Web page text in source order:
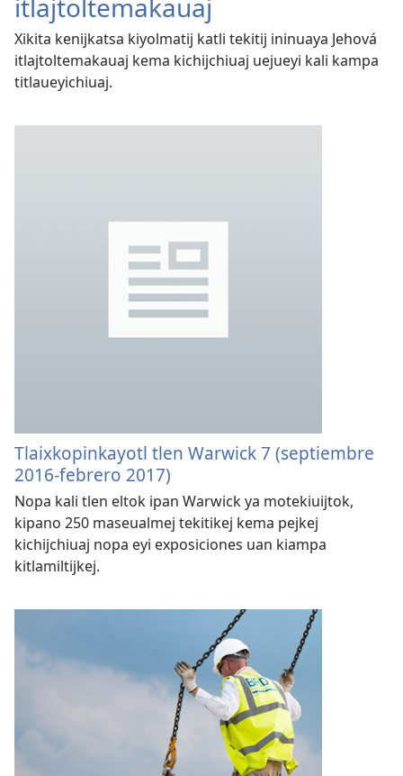
itlajtoltemakauaj
Xikita kenijkatsa kiyolmatij katli tekitij ininuaya Jehová
itlajtoltemakauaj kema kichijchiuaj uejueyi kali kampa
titlaueyichiuaj.
Tlaixkopinkayotl tlen Warwick 7 (septiembre
2016-febrero 2017)
Nopa kali tlen eltok ipan Warwick ya motekiuijtok,
kipano 250 maseualmej tekitikej kema pejkej
kichijchiuaj nopa eyi exposiciones uan kiampa
kitlamiltijkej.